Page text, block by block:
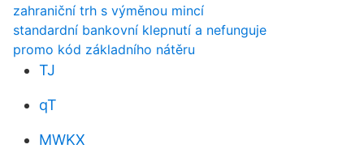
zahraniční trh s výměnou mincí
standardní bankovní klepnutí a nefunguje
promo kód základního nátěru
TJ
qT
MWKX